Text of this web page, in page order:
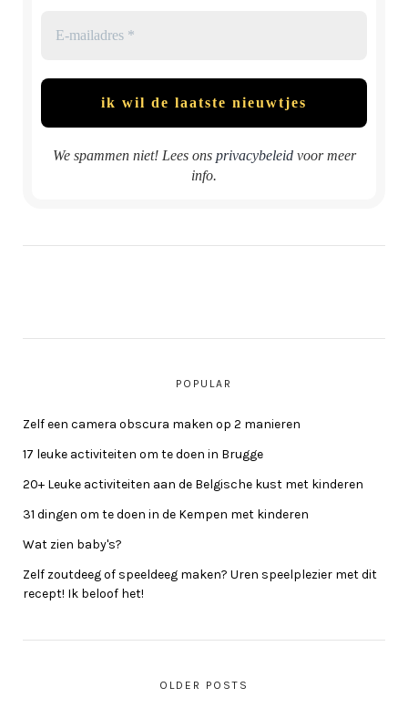
We spammen niet! Lees ons privacybeleidvoor meer
info.
POPULAR
Zelf een camera obscura maken op 2 manieren
17 leuke activiteiten om te doen in Brugge
20+ Leuke activiteiten aan de Belgische kust met kinderen
31 dingen om te doen in de Kempen met kinderen
Wat zien baby's?
Zelf zoutdeeg of speeldeeg maken? Uren speelplezier met dit
recept! Ik beloof het!
OLDER POSTS